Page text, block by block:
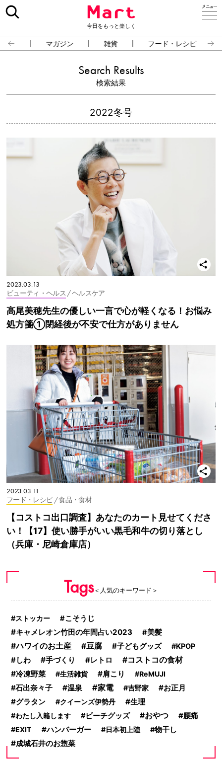
今日をもっと楽しく
占い マガジン 雑貨 フード・レシピ
Search Results
検索結果
2022冬号
2023.03.13
ビューティ・ヘルス / ヘルスケア
高尾美穂先生の優しい一言で心が軽くなる！お悩み
処方箋①閉経後が不安で仕方がありません
2023.03.11
フード・レシピ / 食品・食材
【コストコ出口調査】あなたのカート見せてくださ
い！【17】使い勝手がいい黒毛和牛の切り落とし
（兵庫・尼崎倉庫店）
Tags＜人気のキーワード＞
ストッカー こそうじ
キャメレオン竹田の年間占い2023 美髪
ハワイのお土産 豆腐 子どもグッズ
KPOP
しわ
手づくり レトロ
コストコの食材
冷凍野菜
生活雑貨 肩こり ReMUJI
石出奈々子 温泉 家電 吉野家 お正月
グラタン クイーンズ伊勢丹 生理
わたし入籍します ビーチグッズ おやつ 腰痛
EXIT ハンバーガー 日本初上陸 物干し
成城石井のお惣菜